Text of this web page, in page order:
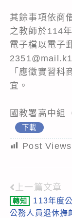
其餘事項依商
之教師於114
電子檔以電子
「應徵實習科
宜。
國教署高中組
下載
Post
Read
more
上一篇文章
轉知
113年度
公務人員退休撫